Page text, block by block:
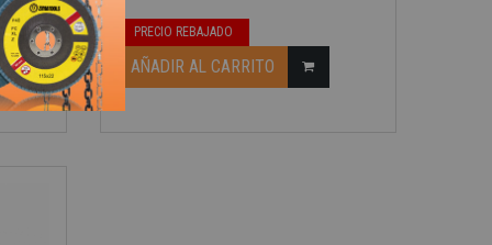
PRECIO REBAJADO
AÑADIR AL CARRITO